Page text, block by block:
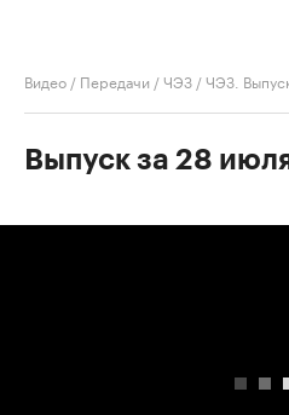
Видео / Передачи /ЧЭЗ /ЧЭЗ.
Выпуск за 28